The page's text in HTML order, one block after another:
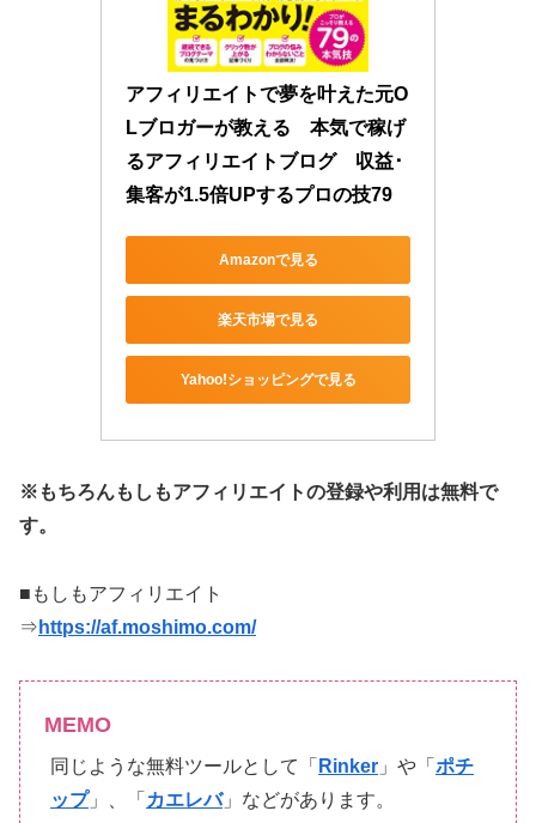
アフィリエイトで夢を叶えた元O
Lブロガーが教える　本気で稼げ
るアフィリエイトブログ　収益･
集客が1.5倍UPするプロの技79
Amazonで見る
楽天市場で見る
Yahoo!ショッピングで見る
※もちろんもしもアフィリエイトの登録や利用は無料で
す。
■もしもアフィリエイト
⇒ https://af.moshimo.com/
MEMO
同じような無料ツールとして「 Rinker 」や「 ポチ
ップ」、「 カエレバ」などがあります。